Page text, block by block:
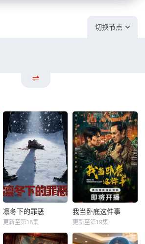
切换节点
凛冬下的罪恶
更新至第16集
我当卧底这件事
更新至第19集